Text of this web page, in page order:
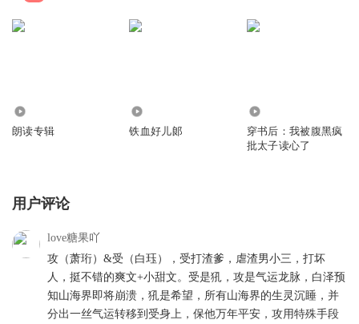
朗读专辑 铁血好儿郞
穿书后：我被腹黑疯
批太子读心了
用户评论
love糖果吖
攻（萧珩）&受（白珏），受打渣爹，虐渣男小三，打坏
人，挺不错的爽文+小甜文。受是犼，攻是气运龙脉，白泽预
知山海界即将崩溃，犼是希望，所有山海界的生灵沉睡，并
分出一丝气运转移到受身上，保他万年平安，攻用特殊手段